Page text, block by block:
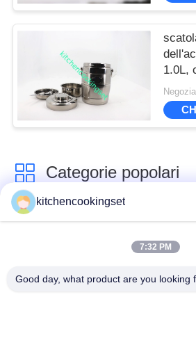
1.0L,
ECO-
Categorie popolari
Set
insiemi delle pentole
kitchencookingset
7:32 PM
Good day, what product are you looking